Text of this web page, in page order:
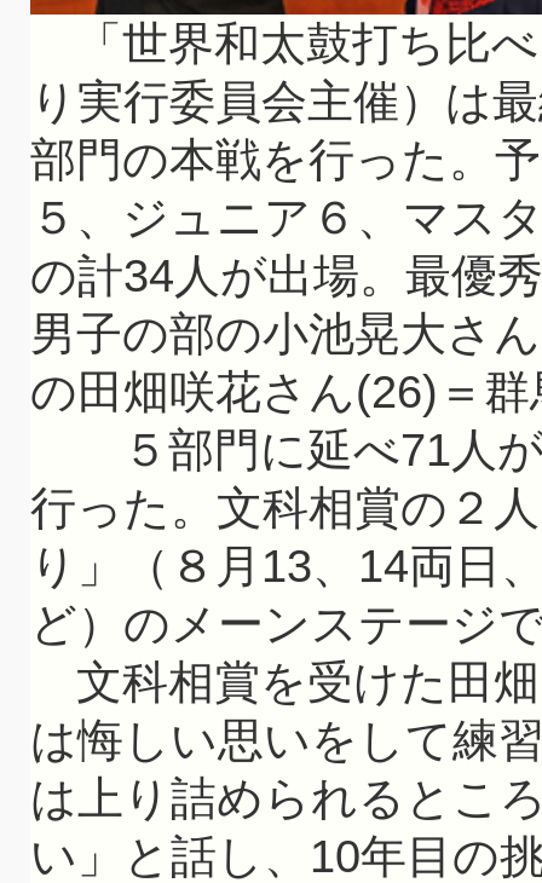
「世界和太鼓打ち比
り実行委員会主催）は
部門の本戦を行った。
５、ジュニア６、マス
の計34人が出場。最優
男子の部の小池晃大さ
の田畑咲花さん(26)＝
５部門に延べ71人が
行った。文科相賞の２
り」（８月13、14両日
ど）のメーンステージ
文科相賞を受けた田
は悔しい思いをして練
は上り詰められるとこ
い」と話し、10年目の